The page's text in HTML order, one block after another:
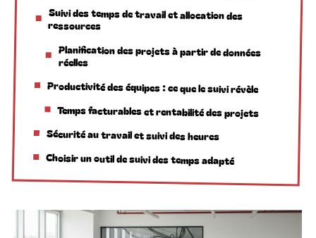
Suivi des temps de travail et allocation des
ressources
Planification des projets à partir de données
réelles
Productivité des équipes : ce que le suivi révèle
Temps facturables et rentabilité des projets
Sécurité au travail et suivi des heures
Choisir un outil de suivi des temps adapté